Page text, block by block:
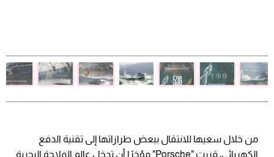
من خلال سعيها للانتقال ببعض طرازاتها إلى تقنية الدفع
الكهربائي، قررت "Porsche" مؤخرًا أن تدخل عالم الملاحة البحرية